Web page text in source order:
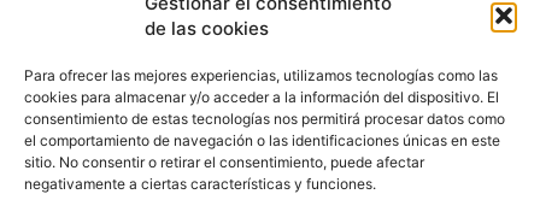
de las cookies
Para ofrecer las mejores experiencias, utilizamos tecnologías como las
cookies para almacenar y/o acceder a la información del dispositivo. El
consentimiento de estas tecnologías nos permitirá procesar datos como
el comportamiento de navegación o las identificaciones únicas en este
sitio. No consentir o retirar el consentimiento, puede afectar
negativamente a ciertas características y funciones.
ir a hemeroteca
+ Contenido en redes sociales